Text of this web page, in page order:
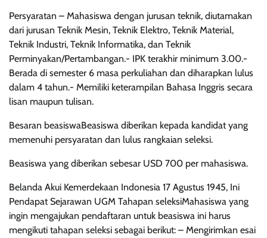
Persyaratan – Mahasiswa dengan jurusan teknik, diutamakan
dari jurusan Teknik Mesin, Teknik Elektro, Teknik Material,
Teknik Industri, Teknik Informatika, dan Teknik
Perminyakan/Pertambangan.- IPK terakhir minimum 3.00.-
Berada di semester 6 masa perkuliahan dan diharapkan lulus
dalam 4 tahun.- Memiliki keterampilan Bahasa Inggris secara
lisan maupun tulisan.
Besaran beasiswaBeasiswa diberikan kepada kandidat yang
memenuhi persyaratan dan lulus rangkaian seleksi.
Beasiswa yang diberikan sebesar USD 700 per mahasiswa.
Belanda Akui Kemerdekaan Indonesia 17 Agustus 1945, Ini
Pendapat Sejarawan UGM Tahapan seleksiMahasiswa yang
ingin mengajukan pendaftaran untuk beasiswa ini harus
mengikuti tahapan seleksi sebagai berikut: – Mengirimkan esai